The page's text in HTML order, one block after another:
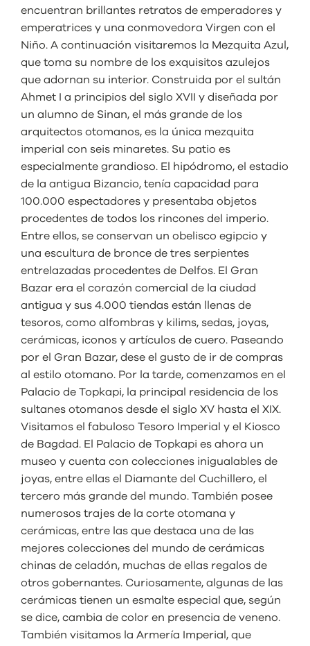
encuentran brillantes retratos de emperadores y
emperatrices y una conmovedora Virgen con el
Niño. A continuación visitaremos la Mezquita Azul,
que toma su nombre de los exquisitos azulejos
que adornan su interior. Construida por el sultán
Ahmet I a principios del siglo XVII y diseñada por
un alumno de Sinan, el más grande de los
arquitectos otomanos, es la única mezquita
imperial con seis minaretes. Su patio es
especialmente grandioso. El hipódromo, el estadio
de la antigua Bizancio, tenía capacidad para
100.000 espectadores y presentaba objetos
procedentes de todos los rincones del imperio.
Entre ellos, se conservan un obelisco egipcio y
una escultura de bronce de tres serpientes
entrelazadas procedentes de Delfos. El Gran
Bazar era el corazón comercial de la ciudad
antigua y sus 4.000 tiendas están llenas de
tesoros, como alfombras y kilims, sedas, joyas,
cerámicas, iconos y artículos de cuero. Paseando
por el Gran Bazar, dese el gusto de ir de compras
al estilo otomano. Por la tarde, comenzamos en el
Palacio de Topkapi, la principal residencia de los
sultanes otomanos desde el siglo XV hasta el XIX.
Visitamos el fabuloso Tesoro Imperial y el Kiosco
de Bagdad. El Palacio de Topkapi es ahora un
museo y cuenta con colecciones inigualables de
joyas, entre ellas el Diamante del Cuchillero, el
tercero más grande del mundo. También posee
numerosos trajes de la corte otomana y
cerámicas, entre las que destaca una de las
mejores colecciones del mundo de cerámicas
chinas de celadón, muchas de ellas regalos de
otros gobernantes. Curiosamente, algunas de las
cerámicas tienen un esmalte especial que, según
se dice, cambia de color en presencia de veneno.
También visitamos la Armería Imperial, que